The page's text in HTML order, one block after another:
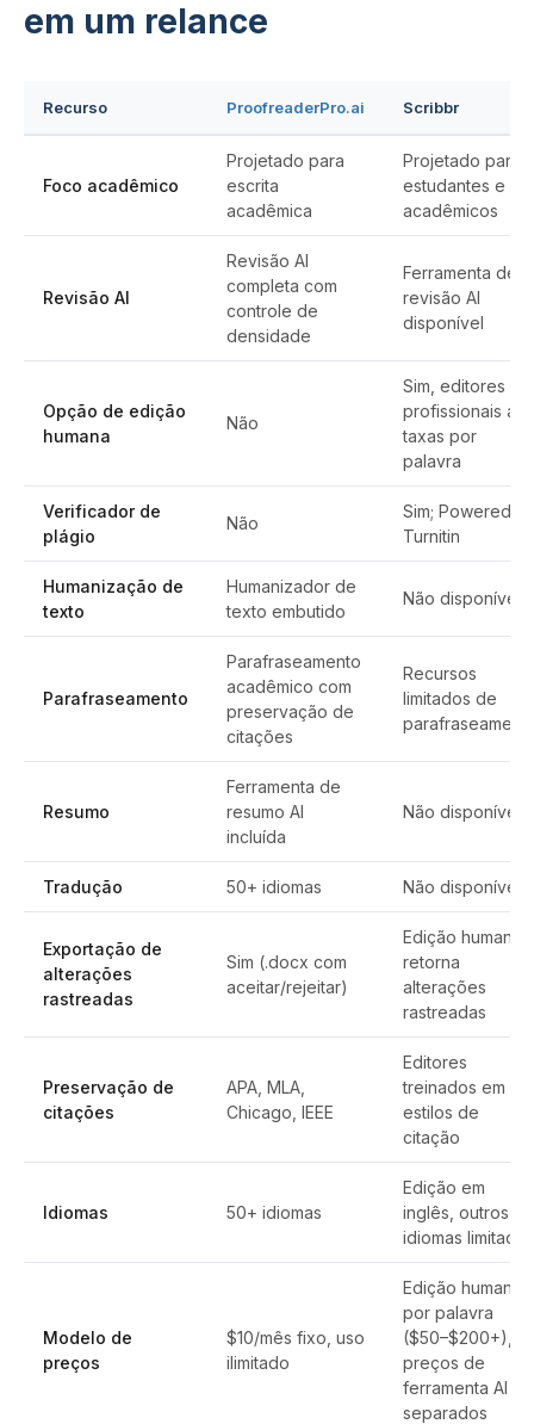
em um relance
Recurso ProofreaderPro.ai Scribbr
Foco acadêmico
Projetado para
escrita
acadêmica
Projetado para
estudantes e
acadêmicos
Revisão AI
Revisão AI
completa com
controle de
densidade
Ferramenta de
revisão AI
disponível
Opção de edição
humana
Não
Sim, editores
profissionais a
taxas por
palavra
Verificador de
plágio
Não
Sim; Powered
Turnitin
Humanização de
texto
Humanizador de
texto embutido
Não disponível
Parafraseamento
Parafraseamento
acadêmico com
preservação de
citações
Recursos
limitados de
Resumo
Ferramenta de
resumo AI
incluída
Não disponível
Tradução 50+ idiomas Não disponível
Exportação de
alterações
rastreadas
Sim (.docx com
aceitar/rejeitar)
Edição humana
retorna
alterações
rastreadas
Preservação de
citações
APA, MLA,
Chicago, IEEE
Editores
treinados em
estilos de
citação
Idiomas 50+ idiomas
Edição em
inglês, outros
idiomas limitados
Modelo de
preços
$10/mês fixo, uso
ilimitado
Edição humana
por palavra
($50–$200+),
preços de
ferramenta AI
separados